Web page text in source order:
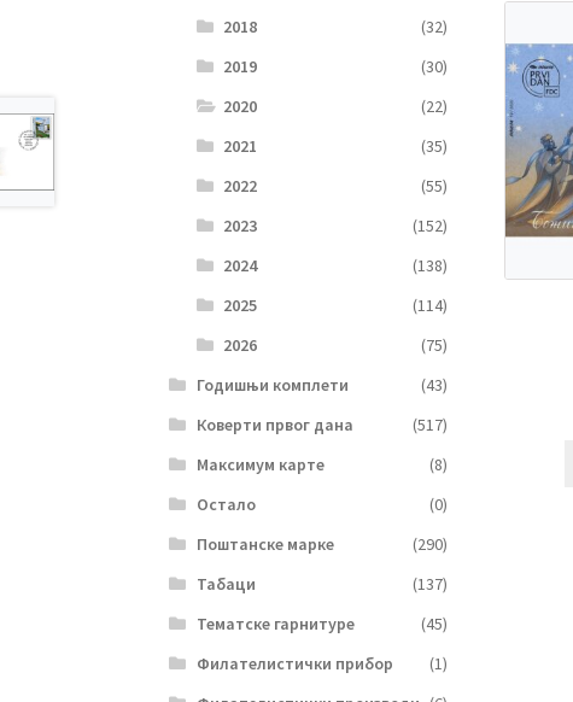
2018
(32)
2019
(30)
2020
(22)
2021
(35)
2022
(55)
2023
(152)
2024
(138)
2025
(114)
2026
(75)
Годишњи комплети
(43)
Коверти првог дана
(517)
Максимум карте
(8)
Остало
(0)
Поштанске марке
(290)
Табаци
(137)
Тематске гарнитуре
(45)
Филателистички прибор
(1)